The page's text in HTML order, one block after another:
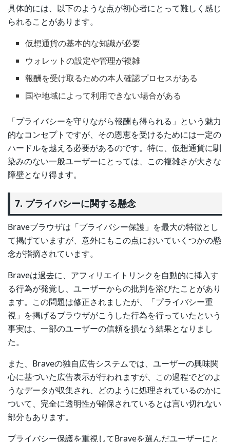
具体的には、以下のような点が初心者にとって難しく感じ
られることがあります。
仮想通貨の基本的な知識が必要
ウォレットの設定や管理が複雑
報酬を受け取るための本人確認プロセスがある
国や地域によって利用できない場合がある
「プライバシーを守りながら報酬も得られる」という魅力
的なコンセプトですが、その恩恵を受けるためには一定の
ハードルを越える必要があるのです。特に、仮想通貨に馴
染みのない一般ユーザーにとっては、この複雑さが大きな
障壁となり得ます。
7. プライバシーに関する懸念
Braveブラウザは「プライバシー保護」を最大の特徴とし
て掲げていますが、意外にもこの点においていくつかの懸
念が指摘されています。
Braveは過去に、アフィリエイトリンクを自動的に挿入す
る行為が発覚し、ユーザーからの批判を浴びたことがあり
ます。この問題は修正されましたが、「プライバシー重
視」を掲げるブラウザがこうした行為を行っていたという
事実は、一部のユーザーの信頼を損なう結果となりまし
た。
また、Braveの独自広告システムでは、ユーザーの興味関
心に基づいた広告表示が行われますが、この過程でどのよ
うなデータが収集され、どのように処理されているのかに
ついて、完全に透明性が確保されているとは言い切れない
部分もあります。
プライバシー保護を重視してBraveを選んだユーザーにと